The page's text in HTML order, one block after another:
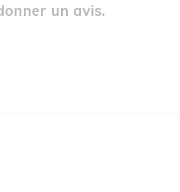
un avis.